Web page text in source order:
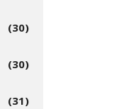
(30)
(30)
(31)